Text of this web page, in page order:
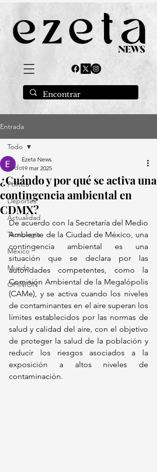
Entrada
Todo
Política
Deportes
Actualidad
Tecnología
México
Mundo
OPINIÓN
Todo
¿Cuándo y por qué se activa una
contingencia ambiental en
CDMX?
Ezeta News
19 mar 2025
De acuerdo con la Secretaría del Medio
Ambiente de la Ciudad de México, una
contingencia ambiental es una
situación que se declara por las
autoridades competentes, como la
Comisión Ambiental de la Megalópolis
(CAMe), y se activa cuando los niveles
de contaminantes en el aire superan los
límites establecidos por las normas de
salud y calidad del aire, con el objetivo
de proteger la salud de la población y
reducir los riesgos asociados a la
exposición a altos niveles de
contaminación.